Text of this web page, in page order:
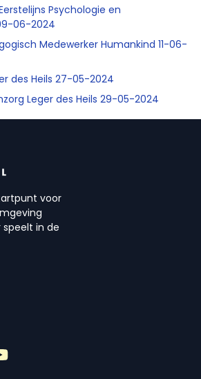
Psychologie en
06-2024
Medewerker Humankind 11-06-
des Heils 27-05-2024
Leger des Heils 29-05-2024
voor
speelt in de